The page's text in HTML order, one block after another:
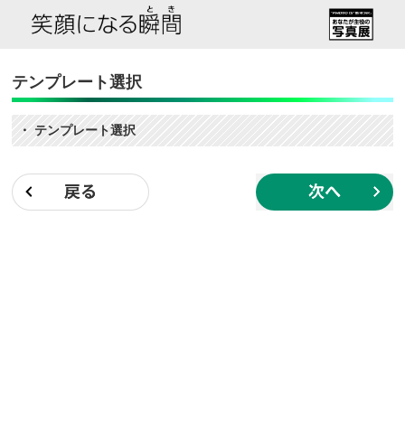
テンプレート選択
・ テンプレート選択